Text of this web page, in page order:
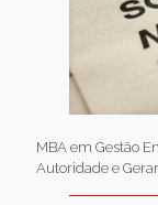
MBA em Gestão
Autoridade e